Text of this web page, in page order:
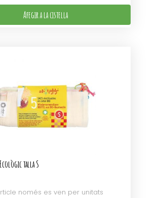
Afegir a la cistella
talla S
només es ven per unitats